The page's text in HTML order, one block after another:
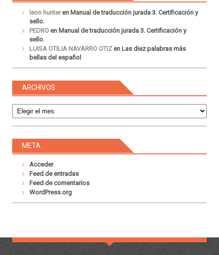
leon hunteren Manual de traducción jurada 3. Certificación y
sello.
PEDRO en Manual de traducción jurada 3. Certificación y
sello.
LUISA OTILIA NAVARRO OTIZ en Las diez palabras más
bellas del español
ARCHIVOS
META
Acceder
Feed de entradas
Feed de comentarios
WordPress.org